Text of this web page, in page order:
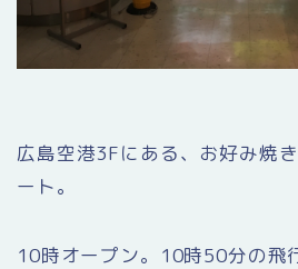
広島空港3Fにある、お好み焼
ート。
10時オープン。10時50分の飛